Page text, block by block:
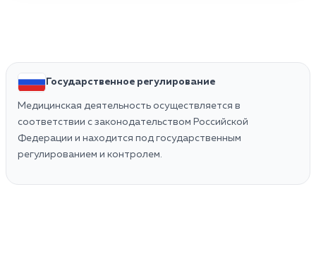
Государственное регулирование
Медицинская деятельность осуществляется в
соответствии с законодательством Российской
Федерации и находится под государственным
регулированием и контролем.